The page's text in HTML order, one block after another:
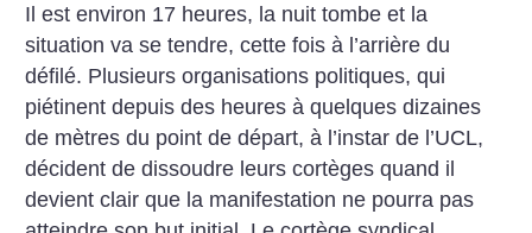
Il est environ 17 heures, la nuit tombe et la
situation va se tendre, cette fois à l’arrière du
défilé. Plusieurs organisations politiques, qui
piétinent depuis des heures à quelques dizaines
de mètres du point de départ, à l’instar de l’UCL,
décident de dissoudre leurs cortèges quand il
devient clair que la manifestation ne pourra pas